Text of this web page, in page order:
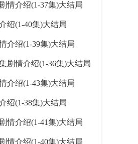
情介绍(1-37集)大结局
绍(1-40集)大结局
介绍(1-39集)大结局
剧情介绍(1-36集)大结局
介绍(1-43集)大结局
绍(1-38集)大结局
情介绍(1-41集)大结局
情介绍(1-40集)大结局